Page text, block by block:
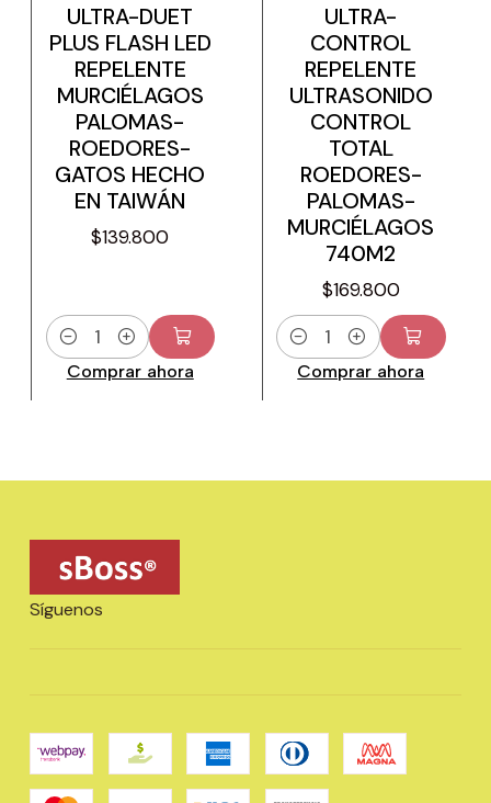
ULTRA-DUET
PLUS FLASH LED
REPELENTE
MURCIÉLAGOS
PALOMAS-
ROEDORES-
GATOS HECHO
EN TAIWÁN
$139.800
Cantidad
Comprar ahora
ULTRA-
CONTROL
REPELENTE
ULTRASONIDO
CONTROL
TOTAL
ROEDORES-
PALOMAS-
MURCIÉLAGOS
740M2
$169.800
Cantidad
Comprar ahora
Síguenos